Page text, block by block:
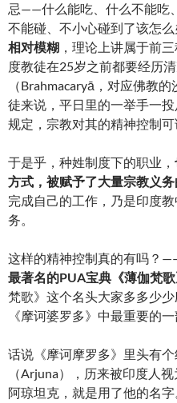
忌——什么能吃、什么不能吃
不能碰、不小心碰到了该怎
相对模糊 ，理论上讲属于前
度教徒在25岁之前都要经历
（Brahmacaryā，对应佛教
徒来说，平日里的一举手一
规定，宗教对其的精神控制可
于是乎，种姓制度下的职业，
方式，被赋予了大量宗教义
完成自己的工作，乃是印度
务。
这样的精神控制真的有吗？
最著名的PUA宝典《薄伽梵歌
梵歌》这个名头大家多多少
《摩诃婆罗多》中最重要的一
话说《摩诃摩罗多》里头有
（Arjuna），历来被印度人
阿琼坦克，就是用了他的名